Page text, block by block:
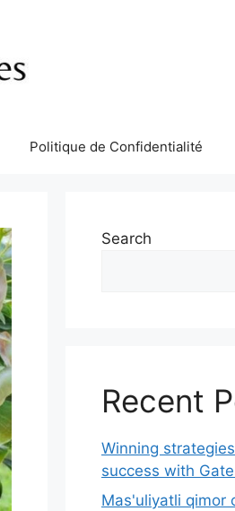
Politique de Confidentialité
Search
Recent
Winning
success with
Mas'uliyatli qimor